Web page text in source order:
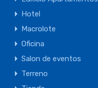
Hotel
Macrolote
Oficina
Salon de eventos
Terreno